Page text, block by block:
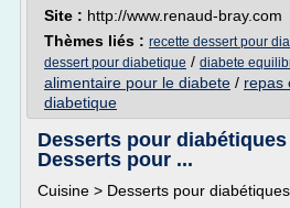
Site : http://www.renaud-bray.com
Thèmes liés : recette dessert pour
dessert pour diabetique / diabete
alimentaire pour le diabete / repas
diabetique
Desserts pour
Desserts pour ...
Cuisine > Desserts pour diabétiques